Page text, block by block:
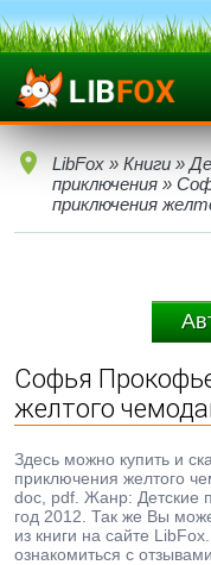
LibFox » Книги »
приключения »
приключения
Софья
желтого
Здесь можно купить и
приключения желтого
doc, pdf. Жанр: Детские
год 2012. Так же Вы
из книги на сайте
ознакомиться с отзывами.